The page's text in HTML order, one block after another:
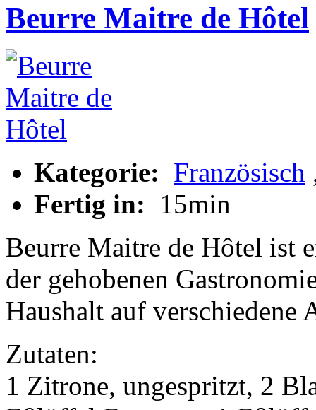
Beurre Maitre de Hôtel
Kategorie: Französisch
Fertig in:
15min
Beurre Maitre de Hôtel ist
der gehobenen
Haushalt auf verschiedene
Zutaten:
1 Zitrone, ungespritzt, 2